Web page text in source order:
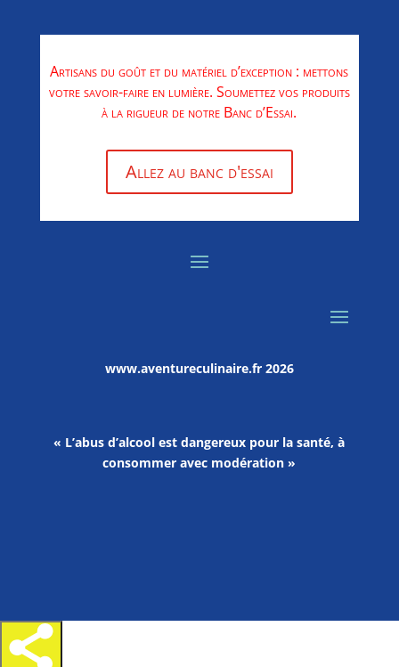
Artisans du goût et du matériel d’exception : mettons
votre savoir-faire en lumière. Soumettez vos produits
à la rigueur de notre Banc d’Essai.
Allez au banc d'essai
www.aventureculinaire.fr2026
« L’abus d’alcool est dangereux pour la santé, à
consommer avec modération »